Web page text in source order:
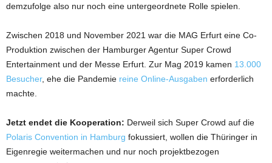
demzufolge also nur noch eine untergeordnete Rolle spielen.
Zwischen 2018 und November 2021 war die MAG Erfurt eine Co-
Produktion zwischen der Hamburger Agentur Super Crowd
Entertainment und der Messe Erfurt. Zur Mag 2019 kamen 13.000
Besucher, ehe die Pandemie reine Online-Ausgaben erforderlich
machte.
Jetzt endet die Kooperation: Derweil sich Super Crowd auf die
Polaris Convention in Hamburg fokussiert, wollen die Thüringer in
Eigenregie weitermachen und nur noch projektbezogen